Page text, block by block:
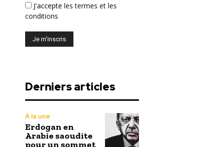
J'accepte les termes et les
conditions
Derniers articles
À la une
Erdogan en
Arabie saoudite
pour un sommet